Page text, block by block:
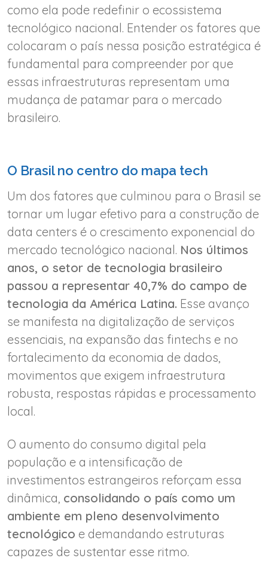
como ela pode redefinir o ecossistema
tecnológico nacional. Entender os fatores que
colocaram o país nessa posição estratégica é
fundamental para compreender por que
essas infraestruturas representam uma
mudança de patamar para o mercado
brasileiro.
O Brasil no centro do mapa tech
Um dos fatores que culminou para o Brasil se
tornar um lugar efetivo para a construção de
data centers é o crescimento exponencial do
mercado tecnológico nacional. Nos últimos
anos, o setor de tecnologia brasileiro
passou a representar 40,7% do campo de
tecnologia da América Latina. Esse avanço
se manifesta na digitalização de serviços
essenciais, na expansão das fintechs e no
fortalecimento da economia de dados,
movimentos que exigem infraestrutura
robusta, respostas rápidas e processamento
local.
O aumento do consumo digital pela
população e a intensificação de
investimentos estrangeiros reforçam essa
dinâmica, consolidando o país como um
ambiente em pleno desenvolvimento
tecnológico e demandando estruturas
capazes de sustentar esse ritmo.